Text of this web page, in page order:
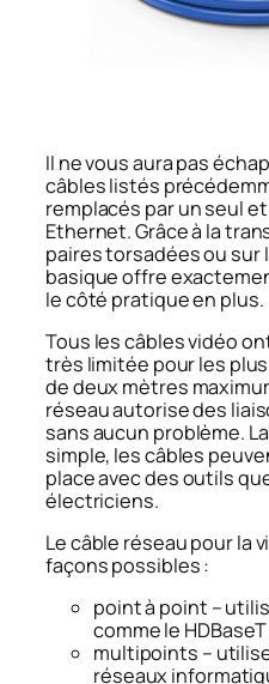
Il ne vous aura pas
câbles listés
remplacés par un seul
Ethernet. Grâce à la
paires torsadées ou sur
basique offre
le côté pratique en plus.
Tous les câbles vidéo
très limitée pour les
de deux mètres
réseau autorise des
sans aucun problème.
simple, les câbles
place avec des outils
électriciens.
Le câble réseau pour la
façons possibles :
point à point –
comme le
multipoints –
réseaux